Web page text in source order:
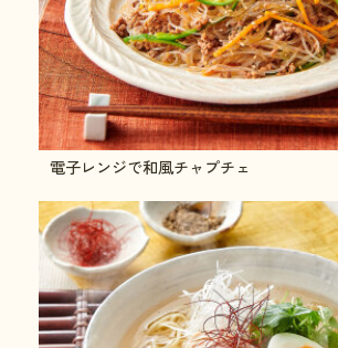
電子レンジで和風チャプチェ